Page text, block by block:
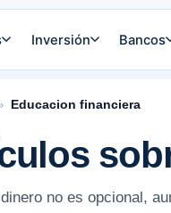
Inversión Bancos
Educacion financiera
no es opcional,